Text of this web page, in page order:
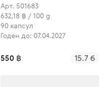
Арт. 501683
632,18 ฿ / 100 g
90 капсул
Годен до: 07.04.2027
550 ฿ 15.7 б